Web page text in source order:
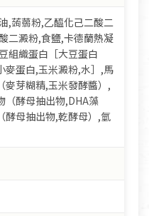
,蒟蒻粉,乙醯化己二酸二
二澱粉,食鹽,卡德蘭熱凝
組織蛋白［大豆蛋白
麥蛋白,玉米澱粉,水］,馬
麥芽糊精,玉米發酵醬）,
（酵母抽出物,DHA藻
酵母抽出物,乾酵母）,氫